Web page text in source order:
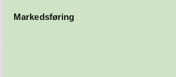
Markedsføring